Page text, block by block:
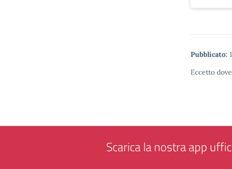
Pubblicato:
Eccetto
Scarica la nostra app